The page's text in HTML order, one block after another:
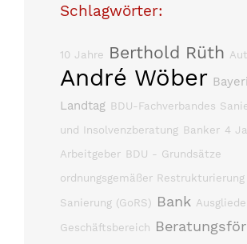
Schlagwörter:
10 Jahre Berthold Rüth
André Wöber
Landtag BDU-Fachverbandes
und Insolvenzberatung Banker 4
Arbeitgeber BDU - Grundsätze
ordnungsgemäßer Restrukturierung
Sanierung (GoRS) Bank
Geschäftsbereich